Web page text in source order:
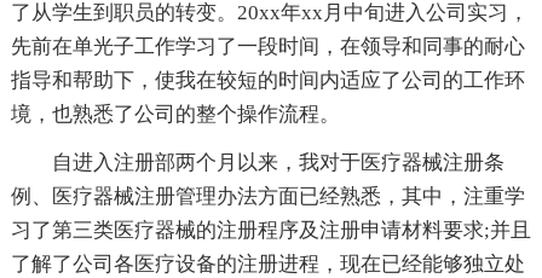
了从学生到职员的转变。20xx年xx月中旬进入公司实习，
先前在单光子工作学习了一段时间，在领导和同事的耐心
指导和帮助下，使我在较短的时间内适应了公司的工作环
境，也熟悉了公司的整个操作流程。
自进入注册部两个月以来，我对于医疗器械注册条
例、医疗器械注册管理办法方面已经熟悉，其中，注重学
习了第三类医疗器械的注册程序及注册申请材料要求;并且
了解了公司各医疗设备的注册进程，现在已经能够独立处